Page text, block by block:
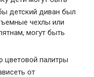
детский диван был
чехлы или
могут быть
цветовой палитры
от